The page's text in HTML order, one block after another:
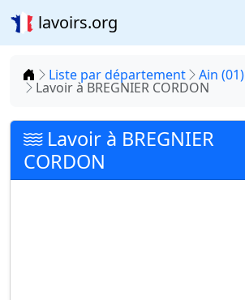
lavoirs.org
Accueil
Liste par département Ain (01)
Lavoir à BREGNIER CORDON
Lavoir à BREGNIER
CORDON